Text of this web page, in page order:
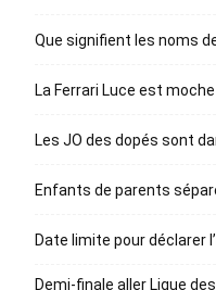
Que signifient les noms
La Ferrari Luce est
Les JO des dopés sont
Enfants de parents
Date limite pour déclarer
Demi-finale aller Ligue